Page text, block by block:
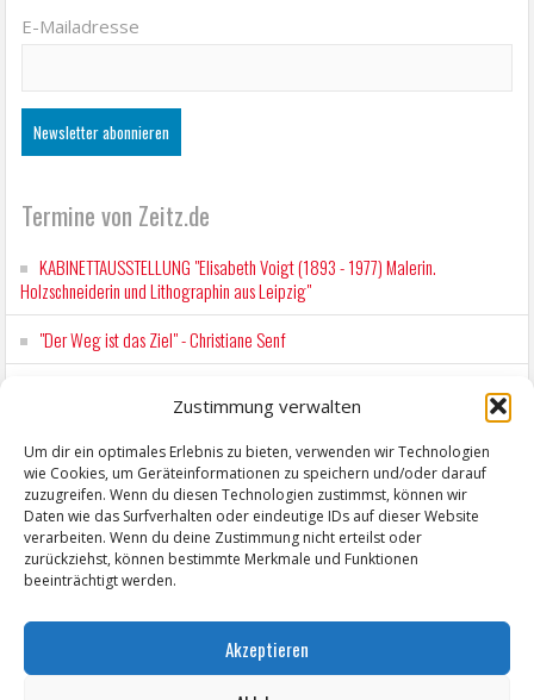
Zustimmung verwalten
Um dir ein optimales Erlebnis zu bieten, verwenden wir Technologien
wie Cookies, um Geräteinformationen zu speichern und/oder darauf
zuzugreifen. Wenn du diesen Technologien zustimmst, können wir
Daten wie das Surfverhalten oder eindeutige IDs auf dieser Website
verarbeiten. Wenn du deine Zustimmung nicht erteilst oder
zurückziehst, können bestimmte Merkmale und Funktionen
beeinträchtigt werden.
Akzeptieren
E-Mailadresse
Termine von Zeitz.de
KABINETTAUSSTELLUNG "Elisabeth Voigt (1893 - 1977) Malerin.
Holzschneiderin und Lithographin aus Leipzig"
"Der Weg ist das Ziel" - Christiane Senf
Mit der Drahtseilbahn zur ZENTRALSTATION